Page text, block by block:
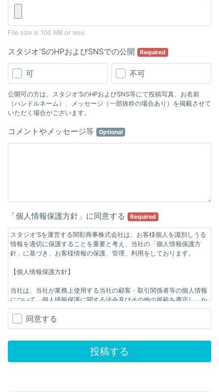
File size is 100 MB or less.
スタジオ'SのHPおよびSNSでの公開 Required
可 不可
公開可の方は、スタジオ'SのHPおよびSNS等にて投稿写真、お名前
（ハンドルネーム）、メッセージ（一部抜粋の場合あり）を掲載させて
いただく場合がございます。
コメントやメッセージ等 Optional
「個人情報保護方針」に同意する Required
スタジオ'Sを運営する関彰商事株式会社は、お客様個人を識別しうる
情報を適切に保護することを重要と考え、当社の「個人情報保護方
針」に基づき、お客様情報の保護、管理、利用をしております。
【個人情報保護方針】
当社は、当社が業務上使用する当社の顧客・取引関係者等の個人情報
について、個人情報保護に関する法令及びその他の規範を遵守し、か
つ国際的な動向にも配慮して自主的なルール及び体制を確立し、以下
のとおり個人情報保護方針を定め、これを実行し維持することを宣言
いたします。
同意する
投稿する